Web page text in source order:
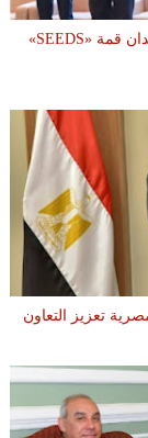
وزيرالتعليم العالي ورئيس اتحاد الغرف التجارية يشهدان قمة «SEEDS»
تعزيز التعاون